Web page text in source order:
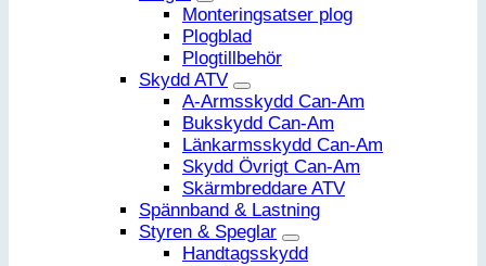
Monteringsatser plog
Plogblad
Plogtillbehör
Skydd ATV
A-Armsskydd Can-Am
Bukskydd Can-Am
Länkarmsskydd Can-Am
Skydd Övrigt Can-Am
Skärmbreddare ATV
Spännband & Lastning
Styren & Speglar
Handtagsskydd